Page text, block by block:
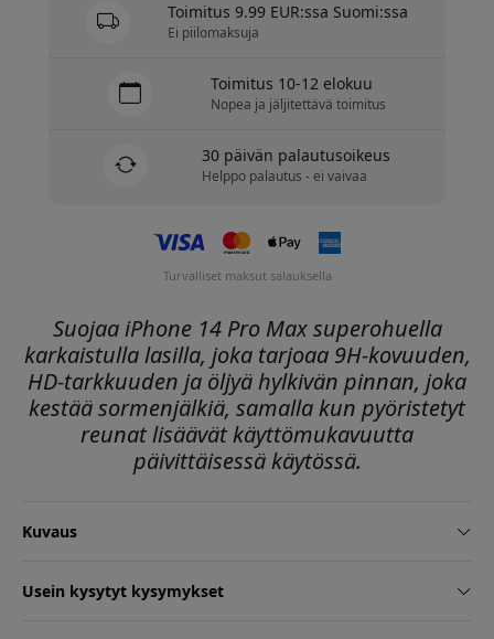
Toimitus 9.99 EUR:ssa Suomi:ssa
Ei piilomaksuja
Toimitus 10-12 elokuu
Nopea ja jäljitettävä toimitus
30 päivän palautusoikeus
Helppo palautus - ei vaivaa
Turvalliset maksut salauksella
Suojaa iPhone 14 Pro Max superohuella
karkaistulla lasilla, joka tarjoaa 9H-kovuuden,
HD-tarkkuuden ja öljyä hylkivän pinnan, joka
kestää sormenjälkiä, samalla kun pyöristetyt
reunat lisäävät käyttömukavuutta
päivittäisessä käytössä.
Kuvaus
Usein kysytyt kysymykset